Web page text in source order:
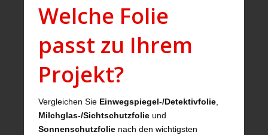
Welche Folie
passt zu Ihrem
Projekt?
Vergleichen Sie Einwegspiegel-/Detektivfolie
Milchglas-/Sichtschutzfolie und
Sonnenschutzfolie nach den wichtigsten